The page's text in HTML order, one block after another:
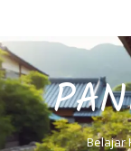
Belajar